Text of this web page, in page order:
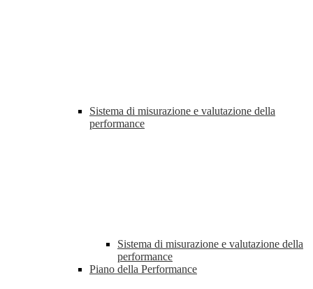
Sistema di misurazione e valutazione della
performance
Sistema di misurazione e valutazione della
performance
Piano della Performance